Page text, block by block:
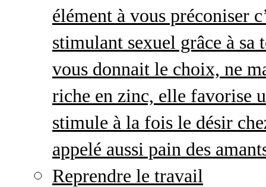
élément à vous préconiser
stimulant sexuel grâce à sa
vous donnait le choix, ne
riche en zinc, elle favorise
stimule à la fois le désir
appelé aussi pain des
Reprendre le travail